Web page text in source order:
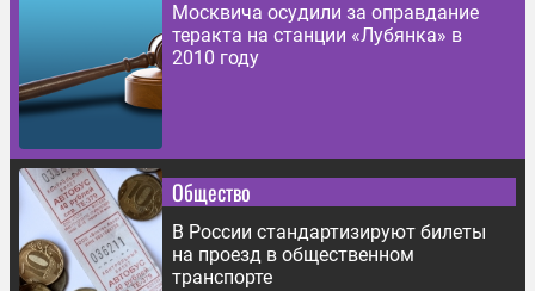
Москвича осудили за оправдание
теракта на станции «Лубянка» в
2010 году
Общество
В России стандартизируют билеты
на проезд в общественном
транспорте